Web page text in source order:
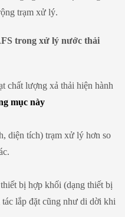
trạm xử lý.
trong xử lý nước thải
chất lượng xả thải hiện hành
mục này
diện tích) trạm xử lý hơn so
bị hợp khối (dạng thiết bị
lắp đặt cũng như di dời khi